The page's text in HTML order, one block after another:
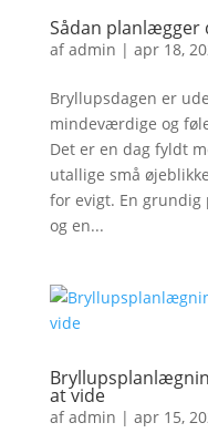
Sådan planlægger
afadmin | apr 18,
Bryllupsdagen er
mindeværdige og
Det er en dag fyldt
utallige små
for evigt. En
og en...
at vide
afadmin | apr 15,